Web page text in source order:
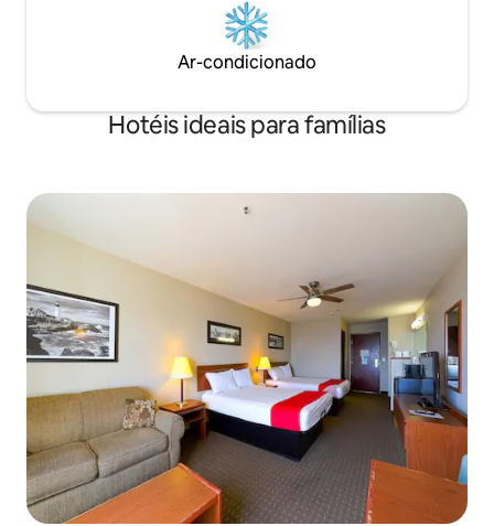
Ar-condicionado
Hotéis ideais para famílias